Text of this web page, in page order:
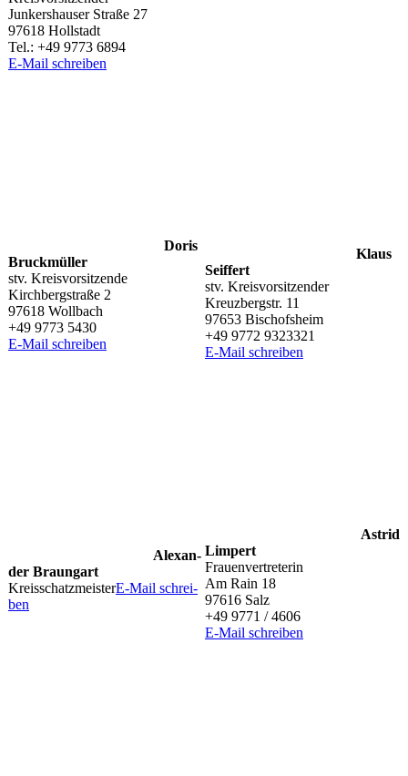
Junkers­hau­ser Straße 27
97618 Hollstadt
Tel.: +49 9773 6894
E‑Mail schrei­ben
Doris
Bruck­mül­ler
stv. Kreisvorsitzende
Kirch­berg­straße 2
97618 Wollbach
+49 9773 5430
E‑Mail schrei­ben
Klaus
Seif­fert
stv. Kreisvorsitzender
Kreuz­berg­str. 11
97653 Bischofsheim
+49 9772 9323321
E‑Mail schrei­ben
Alex­an­
der Braungart
Kreis­schatz­meis­terE‑Mail schrei­
ben
Astrid
Limpert
Frau­en­ver­tre­te­rin
Am Rain 18
97616 Salz
+49 9771 / 4606
E‑Mail schrei­ben